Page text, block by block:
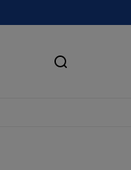
Recherche